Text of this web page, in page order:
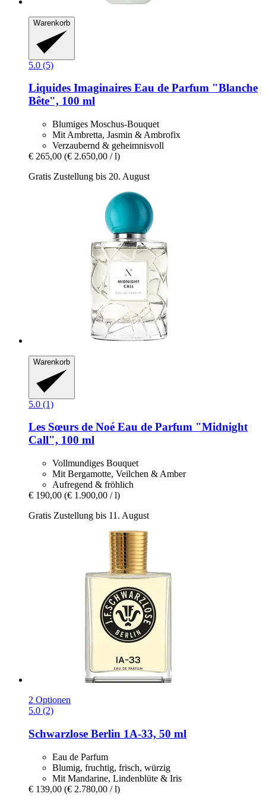
Warenkorb
5.0 (5)
Liquides Imaginaires Eau de Parfum "Blanche
Bête", 100 ml
Blumiges Moschus-Bouquet
Mit Ambretta, Jasmin & Ambrofix
Verzaubernd & geheimnisvoll
€ 265,00 (€ 2.650,00 / l)
Gratis Zustellung bis 20. August
Warenkorb
5.0 (1)
Les Sœurs de Noé Eau de Parfum "Midnight
Call", 100 ml
Vollmundiges Bouquet
Mit Bergamotte, Veilchen & Amber
Aufregend & fröhlich
€ 190,00 (€ 1.900,00 / l)
Gratis Zustellung bis 11. August
2 Optionen
5.0 (2)
Schwarzlose Berlin 1A-​33, 50 ml
Eau de Parfum
Blumig, fruchtig, frisch, würzig
Mit Mandarine, Lindenblüte & Iris
€ 139,00 (€ 2.780,00 / l)